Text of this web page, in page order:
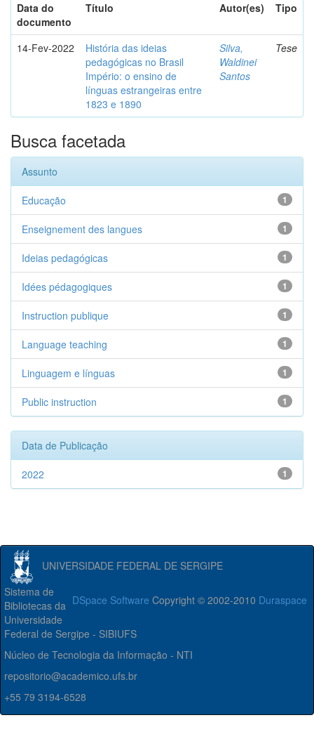
Data do
documento
Título Autor(es) Tipo
14-Fev-2022
História das ideias
pedagógicas no Brasil
Império: o ensino de
línguas estrangeiras entre
1823 e 1890
Silva,
Waldinei
Santos
Tese
Busca facetada
Assunto
1
Educação
1
Enseignement des langues
1
Ideias pedagógicas
1
Idées pédagogiques
1
Instruction publique
1
Language teaching
1
Linguagem e línguas
1
Public instruction
Data de Publicação
1
2022
UNIVERSIDADE FEDERAL DE SERGIPE
DSpace Software Copyright © 2002-2010 Duraspace
Sistema de
Bibliotecas da
Universidade
Federal de Sergipe - SIBIUFS
Núcleo de Tecnologia da Informação - NTI
repositorio@academico.ufs.br
+55 79 3194-6528